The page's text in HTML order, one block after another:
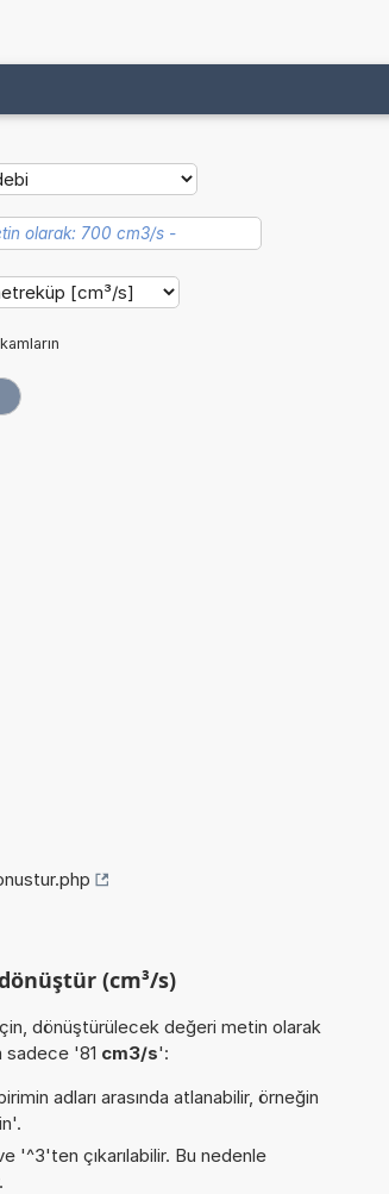
(cm³/s)
dönüştürülecek değeri metin olarak
sadece '81 cm3/s':
adları arasında atlanabilir, örneğin
'^3'ten çıkarılabilir. Bu nedenle